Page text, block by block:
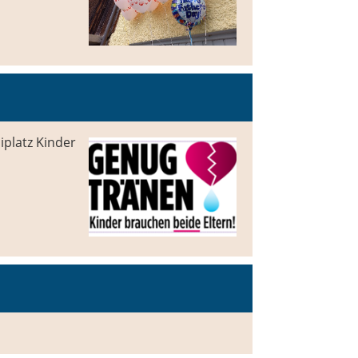
Kinder